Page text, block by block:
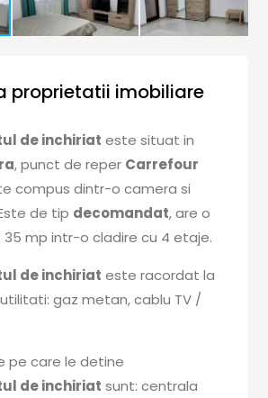
proprietatii imobiliare
de inchiriat este situat in
, punct de reper Carrefour
compus dintr-o camera si
de tip decomandat, are o
mp intr-o cladire cu 4 etaje.
de inchiriat este racordat la
gaz metan, cablu TV /
pe care le detine
de inchiriat sunt: centrala